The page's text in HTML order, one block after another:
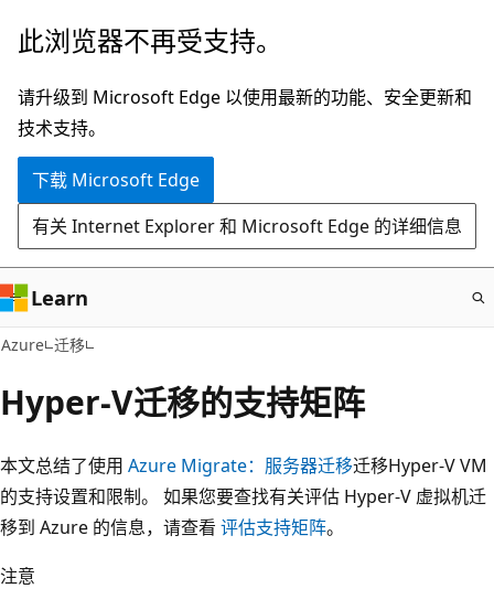
跳
主
要
内
此浏览器不再受支持。
请升级到 Microsoft Edge 以使用最新的功能、安全更新和
技术支持。
下载 Microsoft Edge
有关 Internet Explorer 和 Microsoft Edge 的详细信息
Learn
Azure 迁移
Hyper-V迁移的支持矩阵
本文总结了使用 Azure Migrate：服务器迁移迁移Hyper-V VM
的支持设置和限制。 如果您要查找有关评估 Hyper-V 虚拟机迁
移到 Azure 的信息，请查看 评估支持矩阵。
注意